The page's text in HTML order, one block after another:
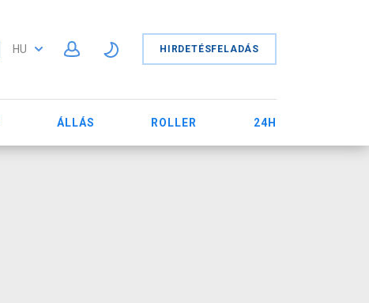
HU HIRDETÉSFELADÁS
ÁLLÁS ROLLER 24H